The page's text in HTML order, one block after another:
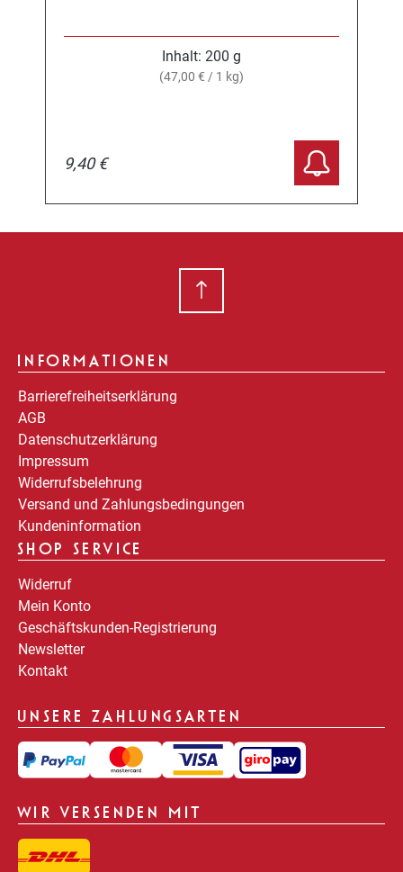
Inhalt: 200 g
(47,00 € / 1 kg)
9,40 €
INFORMATIONEN
Barrierefreiheitserklärung
AGB
Datenschutzerklärung
Impressum
Widerrufsbelehrung
Versand und Zahlungsbedingungen
Kundeninformation
SHOP SERVICE
Widerruf
Mein Konto
Geschäftskunden-Registrierung
Newsletter
Kontakt
UNSERE ZAHLUNGSARTEN
WIR VERSENDEN MIT